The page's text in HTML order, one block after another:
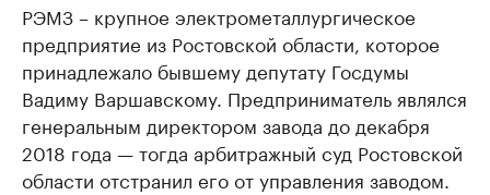
РЭМЗ – крупное электрометаллургическое
предприятие из Ростовской области, которое
принадлежало бывшему депутату Госдумы
Вадиму Варшавскому. Предприниматель являлся
генеральным директором завода до декабря
2018 года — тогда арбитражный суд Ростовской
области отстранил его от управления заводом.